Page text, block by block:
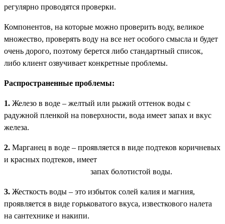
регулярно проводятся проверки.
Компонентов, на которые можно проверить воду, великое
множество, проверять воду на все нет особого смысла и будет
очень дорого, поэтому берется либо стандартный список,
либо клиент озвучивает конкретные проблемы.
Распространенные проблемы:
1. Железо в воде – желтый или рыжий оттенок воды с
радужной пленкой на поверхности, вода имеет запах и вкус
железа.
2. Марганец в воде – проявляется в виде подтеков коричневых
и красных подтеков, имеет
запах болотистой воды.
3. Жесткость воды – это избыток солей калия и магния,
проявляется в виде горьковатого вкуса, известкового налета
на сантехнике и накипи.